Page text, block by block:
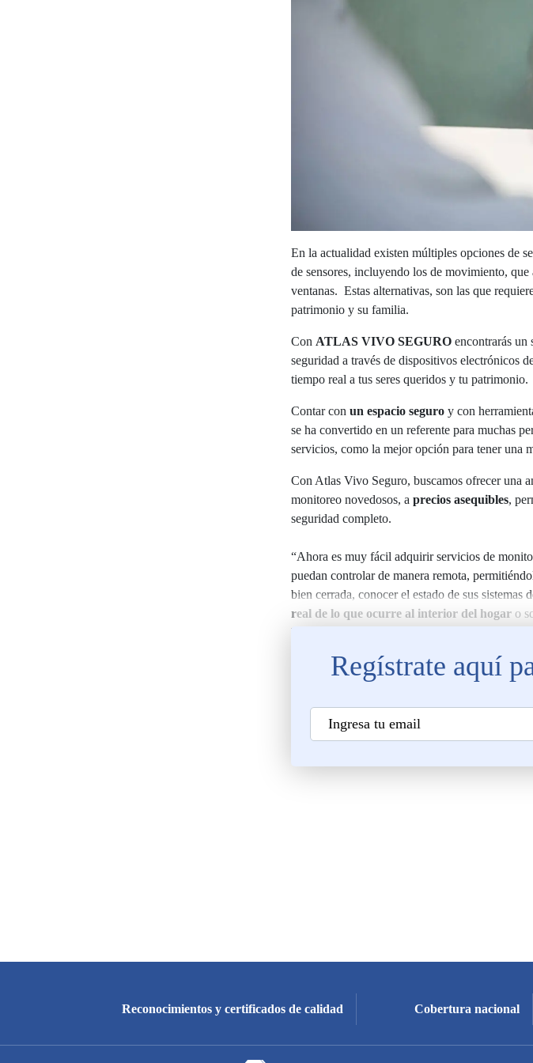
En la actualidad existen múltiples opciones de
de sensores, incluyendo los de movimiento,
ventanas. Estas alternativas, son las que
patrimonio y su familia.
Con ATLAS VIVO SEGURO encontrarás un
seguridad a través de dispositivos electrónicos
tiempo real a tus seres queridos y tu patrimonio.
Contar con un espacio seguro y con
se ha convertido en un referente para muchas
servicios, como la mejor opción para tener una
Con Atlas Vivo Seguro, buscamos ofrecer una
monitoreo novedosos, a precios asequibles,
seguridad completo.
“Ahora es muy fácil adquirir servicios de
puedan controlar de manera remota,
bien cerrada, conocer el estado de sus sistemas
real de lo que ocurre al interior del hogar o
Pejendino, líder de canales digitales, de Atlas
Regístrate aquí
Reconocimientos y certificados de calidad Cobertura nacional